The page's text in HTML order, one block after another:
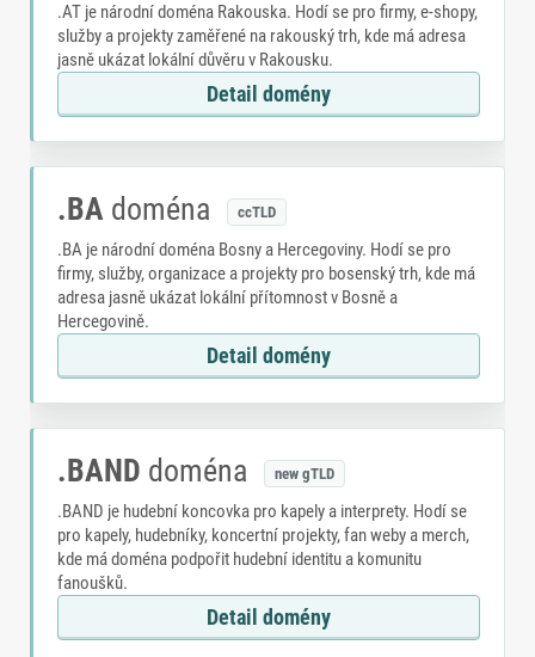
.AT je národní doména Rakouska. Hodí se pro firmy, e-shopy,
služby a projekty zaměřené na rakouský trh, kde má adresa
jasně ukázat lokální důvěru v Rakousku.
Detail domény
.BA doména ccTLD
.BA je národní doména Bosny a Hercegoviny. Hodí se pro
firmy, služby, organizace a projekty pro bosenský trh, kde má
adresa jasně ukázat lokální přítomnost v Bosně a
Hercegovině.
Detail domény
.BAND doména new gTLD
.BAND je hudební koncovka pro kapely a interprety. Hodí se
pro kapely, hudebníky, koncertní projekty, fan weby a merch,
kde má doména podpořit hudební identitu a komunitu
fanoušků.
Detail domény